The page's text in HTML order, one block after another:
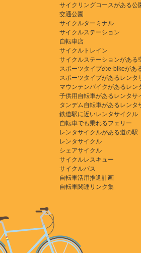
サイクリングコースがある公
交通公園
サイクルターミナル
サイクルステーション
自転車店
サイクルトレイン
サイクルステーションがある
スポーツタイプのe-bikeがあ
スポーツタイプがあるレンタ
マウンテンバイクがあるレン
子供用自転車があるレンタサ
タンデム自転車があるレンタ
鉄道駅に近いレンタサイクル
自転車でも乗れるフェリー
レンタサイクルがある道の駅
レンタサイクル
シェアサイクル
サイクルレスキュー
サイクルバス
自転車活用推進計画
自転車関連リンク集